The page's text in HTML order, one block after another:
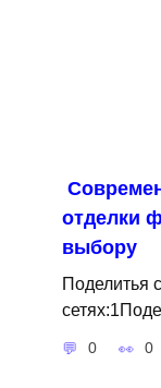
отделки
выбору
Поделитья
0 0